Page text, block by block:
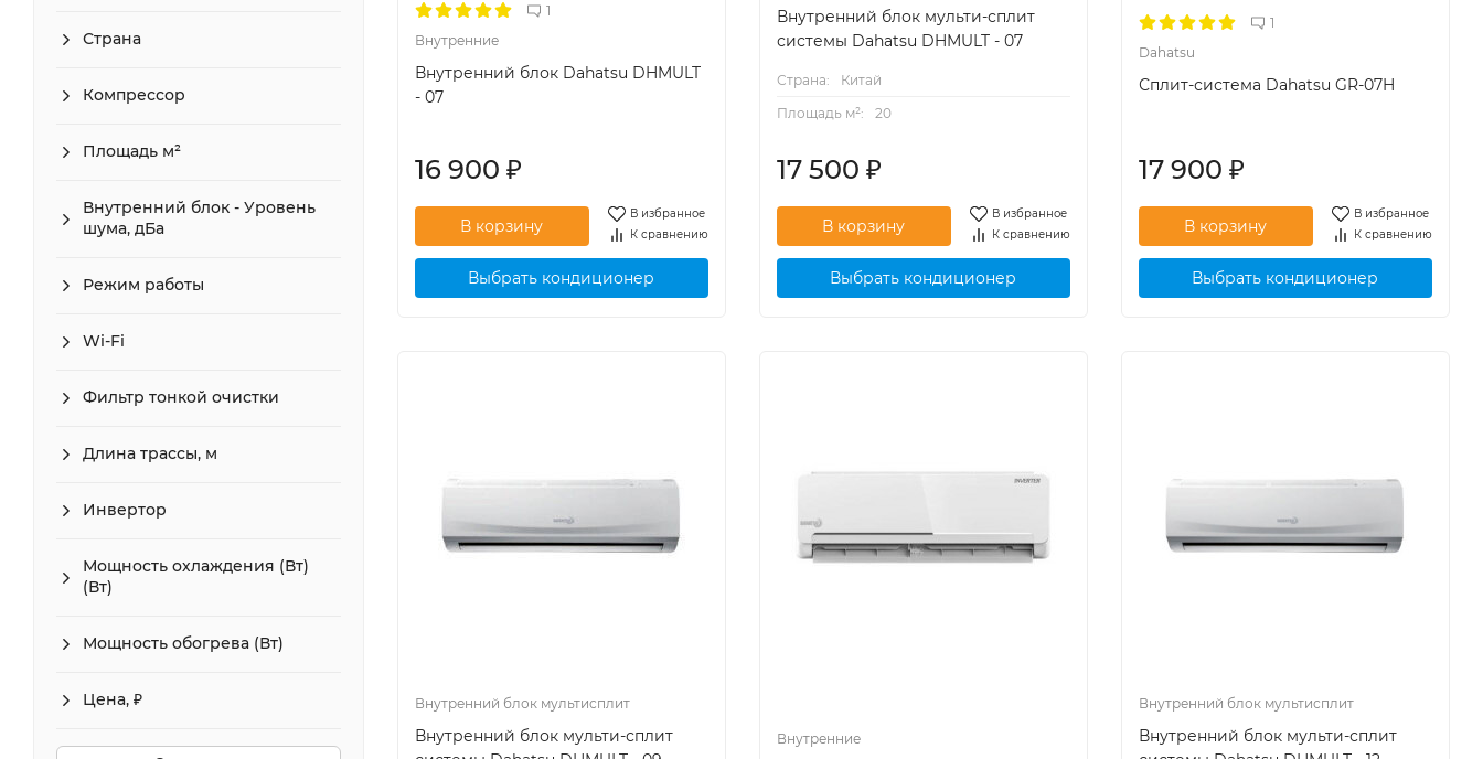
Страна
Компрессор
Площадь м²
Внутренний блок - Уровень
шума, дБа
Режим работы
Wi-Fi
Фильтр тонкой очистки
Длина трассы, м
Инвертор
Мощность охлаждения (Вт)
(Вт)
Мощность обогрева (Вт)
Цена, ₽
1
Внутренние
Внутренний блок Dahatsu DHMULT
- 07
16 900 ₽
В избранное
К сравнению
Выбрать кондиционер
Внутренний блок мульти-сплит
системы Dahatsu DHMULT - 07
Страна:
Китай
Площадь м²:
20
17 500 ₽
В избранное
К сравнению
Выбрать кондиционер
1
Dahatsu
Сплит-система Dahatsu GR-07H
17 900 ₽
В избранное
К сравнению
Выбрать кондиционер
Внутренний блок мультисплит
Внутренний блок мульти-сплит
Внутренние
Внутренний блок мультисплит
Внутренний блок мульти-сплит